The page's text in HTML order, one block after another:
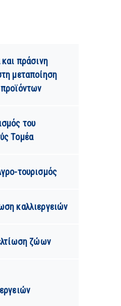
και πράσινη
μεταποίηση
του
Tομέα
τουρισμός
καλλιεργειών
ζώων